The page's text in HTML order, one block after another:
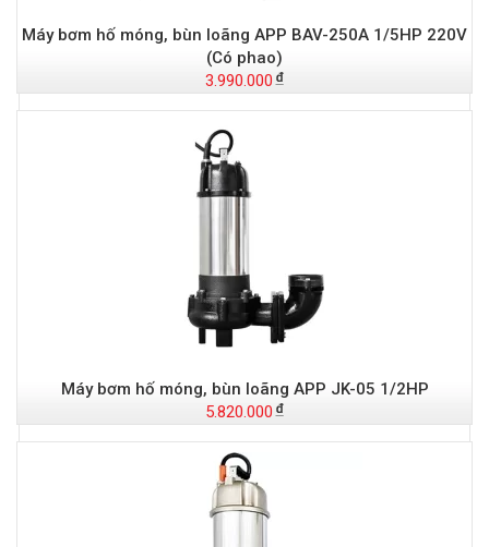
Máy bơm hố móng, bùn loãng APP BAV-250A 1/5HP 220V
(Có phao)
3.990.000
Máy bơm hố móng, bùn loãng APP JK-05 1/2HP
5.820.000